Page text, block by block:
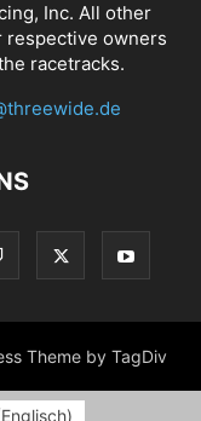
Inc. All other
respective owners
racetracks.
Theme by TagDiv
Englisch)